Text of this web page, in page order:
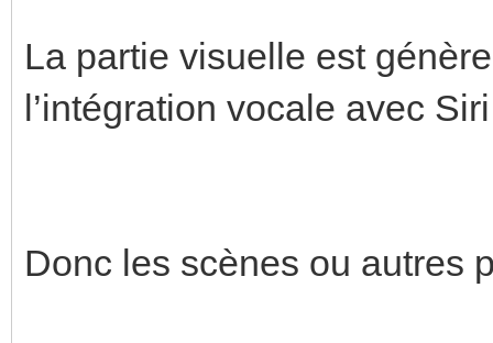
La partie visuelle est
l’intégration vocale avec
Donc les scènes ou autres